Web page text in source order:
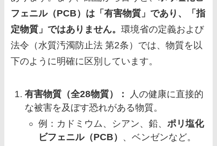
フェニル（PCB）は「有害物質」であり、「指
定物質」ではありません。環境省の定義および
法令（水質汚濁防止法 第2条）では、物質を以
下のように明確に区別しています。
有害物質（全28物質）：
人の健康に直接的
な被害を及ぼす恐れがある物質。
例：カドミウム、シアン、鉛、 ポリ塩化
ビフェニル（PCB）
、ベンゼンなど。